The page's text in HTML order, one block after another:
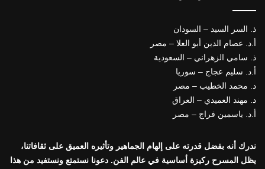
ذ. السر السيد – السودان
أ.د. عصام الدين أبو العلا – مصر
ذ. سامي الزهراني – السعودية
أ.د. سليم عجاج – سوريا
د. محمد الخطيب – مصر
د. مهند العميدي – العراق
أ.د. ياسمين فراج – مصر
ندرك أنه بفضل قدرته على إلهام الجماهير وتأثيره العميق على ثقافاتنا،
يظل المسرح ركيزة أساسية في عالم الفن. دعونا نستمتع ونستفيد من هذا